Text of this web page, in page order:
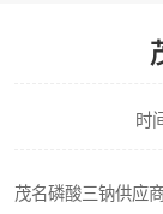
时
茂名磷酸三钠供应